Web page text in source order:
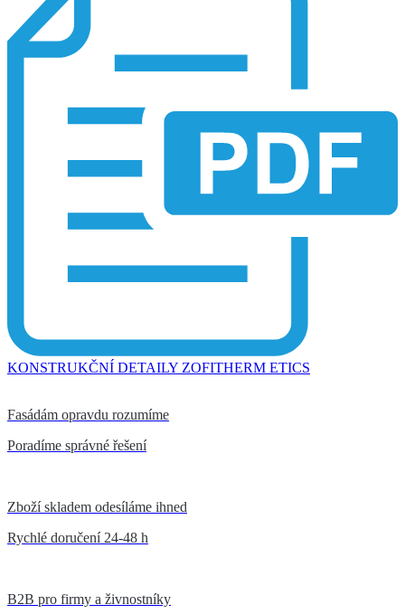
KONSTRUKČNÍ DETAILY ZOFITHERM ETICS
Fasádám opravdu rozumíme
Poradíme správné řešení
Zboží skladem odesíláme ihned
Rychlé doručení 24-48 h
B2B pro firmy a živnostníky